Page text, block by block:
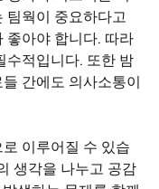
팀웍이 중요하다고
좋아야 합니다. 따라
수적입니다. 또한 밤
간에도 의사소통이
이루어질 수 있습
생각을 나누고 공감